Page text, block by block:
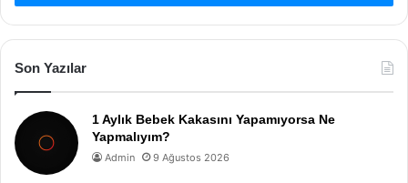
Son Yazılar
1 Aylık Bebek Kakasını Yapamıyorsa Ne
Yapmalıyım?
Admin 9 Ağustos 2026